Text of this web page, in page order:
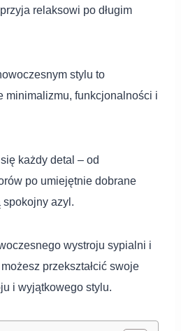
relaksowi po długim
stylu to
minimalizmu, funkcjonalności i
każdy detal – od
po umiejętnie dobrane
spokojny azyl.
wystroju sypialni i
przekształcić swoje
i wyjątkowego stylu.